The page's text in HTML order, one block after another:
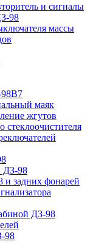
и сигналы
98
массы
98В7
маяк
жгутов
стеклоочистителя
ДЗ-98
и задних фонарей
ДЗ-98
98